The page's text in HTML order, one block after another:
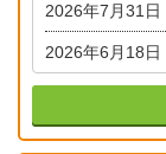
2026年7月31日
2026年6月18日